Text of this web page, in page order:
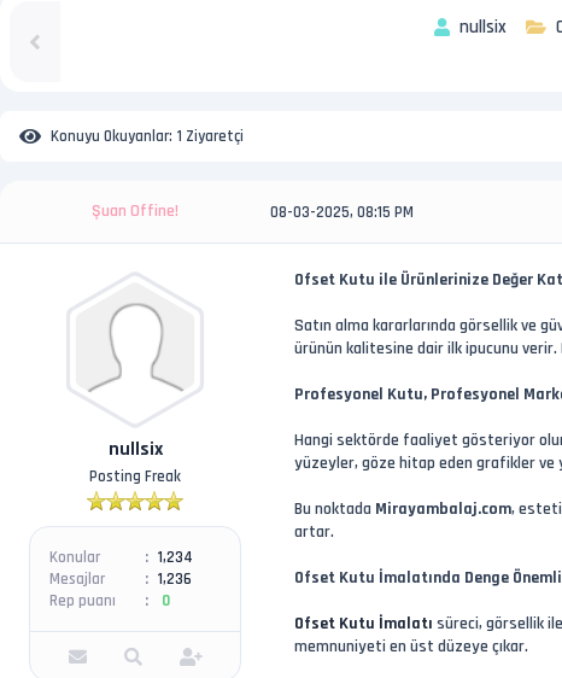
nullsix
Konuyu Okuyanlar: 1 Ziyaretçi
Şuan Offine! 08-03-2025, 08:15 PM
nullsix
Posting Freak
Konular
1,234
Mesajlar
1,236
Rep puanı
0
Ofset Kutu ile Ürünlerinize Değer
Satın alma kararlarında görsellik ve
ürünün kalitesine dair ilk ipucunu verir.
Profesyonel Kutu, Profesyonel
Hangi sektörde faaliyet gösteriyor
yüzeyler, göze hitap eden grafikler ve
Bu noktada Mirayambalaj.com,
artar.
Ofset Kutu İmalatında Denge
Ofset Kutu İmalatı süreci, görsellik
memnuniyeti en üst düzeye çıkar.